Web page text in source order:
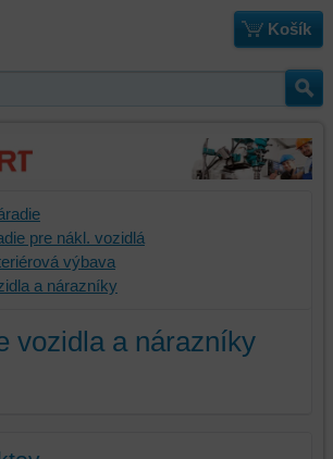
Košík
pre nákl. vozidlá
výbava
a nárazníky
vozidla a nárazníky